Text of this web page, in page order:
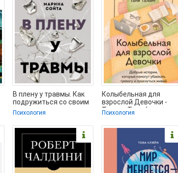
В плену у травмы. Как
подружиться со своим
тяжелым прошлым и
Психология
Колыбельная для
взрослой Девочки -
Талант Таня (книги
регистрации
Психология